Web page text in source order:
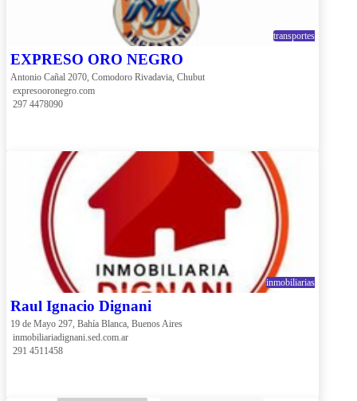
transportes
EXPRESO ORO NEGRO
Antonio Cañal 2070, Comodoro Rivadavia, Chubut
expresooronegro.com
297 4478090
inmobiliarias
Raul Ignacio Dignani
19 de Mayo 297, Bahía Blanca, Buenos Aires
inmobiliariadignani.sed.com.ar
291 4511458